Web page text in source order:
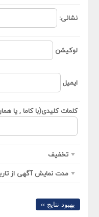
نشانی:
لوکیشن
ایمیل
کلمات کلیدی(با کاما , یا
تخفیف
مدت نمایش آگهی از
بهبود نتایج ››